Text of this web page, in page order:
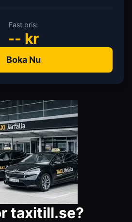
Fast pris:
-- kr
Boka Nu
taxitill.se?